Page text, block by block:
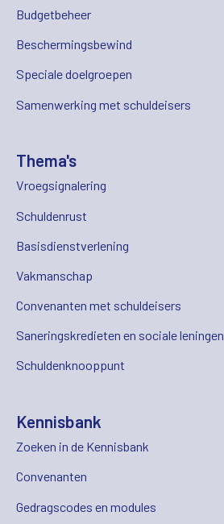
Budgetbeheer
Beschermingsbewind
Speciale doelgroepen
Samenwerking met schuldeisers
Thema's
Vroegsignalering
Schuldenrust
Basisdienstverlening
Vakmanschap
Convenanten met schuldeisers
Saneringskredieten en sociale leningen
Schuldenknooppunt
Kennisbank
Zoeken in de Kennisbank
Convenanten
Gedragscodes en modules